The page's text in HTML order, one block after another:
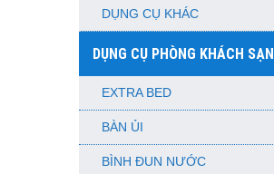
DỤNG CỤ KHÁC
DỤNG CỤ PHÒNG KHÁCH SẠN
EXTRA BED
BÀN ỦI
BÌNH ĐUN NƯỚC